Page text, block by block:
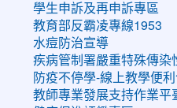
學生申訴及再申訴專區
教育部反霸凌專線1953
水痘防治宣導
疾病管制署嚴重特殊傳染
防疫不停學-線上教學便利
教師專業發展支持作業平